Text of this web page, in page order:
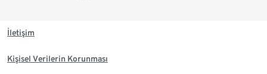
İletişim
Kişisel Verilerin Korunması